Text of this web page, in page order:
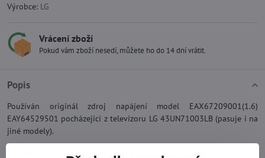
Výrobce: LG
Vrácení zboží
Pokud vám zboží nesedí, můžete ho do 14 dní vrátit.
Popis
Používán originál zdroj napájení model EAX67209001(1.6)
EAY64529501 pocházející z televizoru LG 43UN71003LB (pasuje i na
jiné modely).